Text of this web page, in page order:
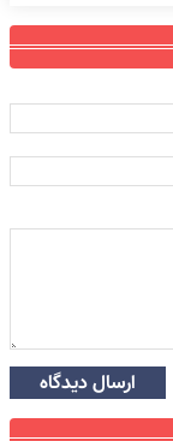
ارسال دیدگاه